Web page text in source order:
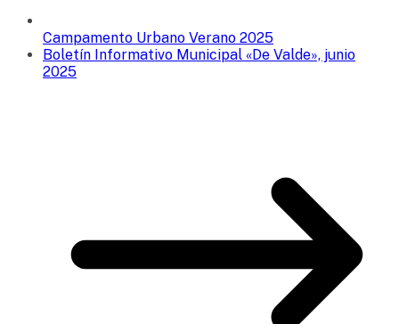
Campamento Urbano Verano 2025
Boletín Informativo Municipal «De Valde», junio
2025